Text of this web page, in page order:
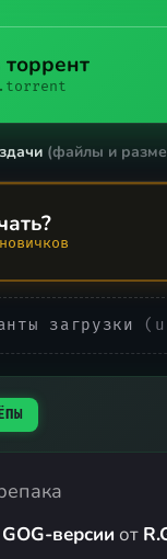
торрент
.torrent
(файлы и
загрузки
GOG-версии от